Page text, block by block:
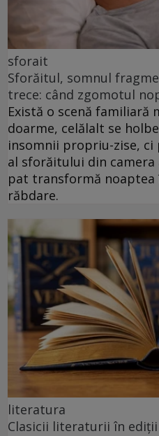
sforait
Sforăitul, somnul
trece: când zgomotul
Există o scenă
doarme, celălalt se
insomnii propriu-zise,
al sforăitului din
pat transformă noaptea
răbdare.
literatura
Clasicii literaturii în ediții